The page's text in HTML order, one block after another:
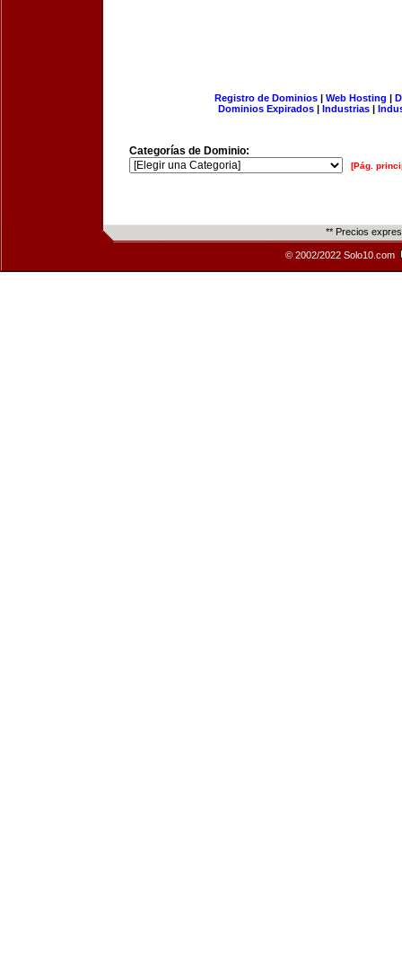
Registro de Dominios| Web Hosting |
Dominios Expirados | Industrias |
Categorías de Dominio:
[Pág.
** Precios
© 2002/2022 Solo10.com